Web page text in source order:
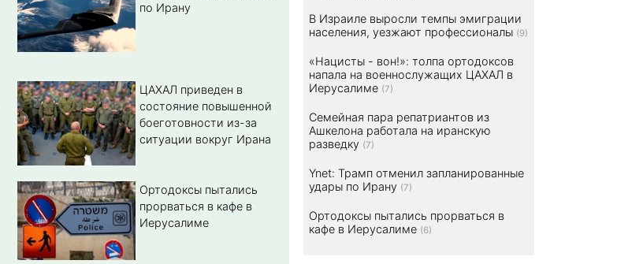
по Ирану
ЦАХАЛ приведен в
состояние повышенной
боеготовности из-за
ситуации вокруг Ирана
Ортодоксы пытались
прорваться в кафе в
Иерусалиме
В Израиле выросли темпы эмиграции
населения, уезжают профессионалы (9)
«Нацисты - вон!»: толпа ортодоксов
напала на военнослужащих ЦАХАЛ в
Иерусалиме (7)
Семейная пара репатриантов из
Ашкелона работала на иранскую
разведку (7)
Ynet: Трамп отменил запланированные
удары по Ирану (7)
Ортодоксы пытались прорваться в
кафе в Иерусалиме (6)